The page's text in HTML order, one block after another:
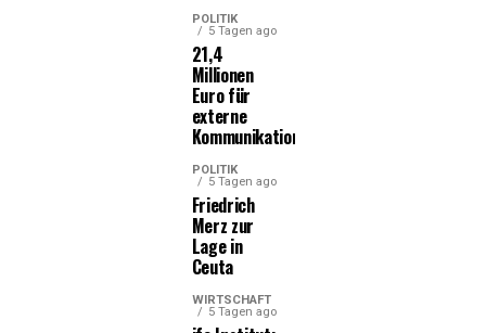
POLITIK
5 Tagen ago
21,4
Millionen
Euro für
externe
Kommunikationsleistungen
POLITIK
5 Tagen ago
Friedrich
Merz zur
Lage in
Ceuta
WIRTSCHAFT
5 Tagen ago